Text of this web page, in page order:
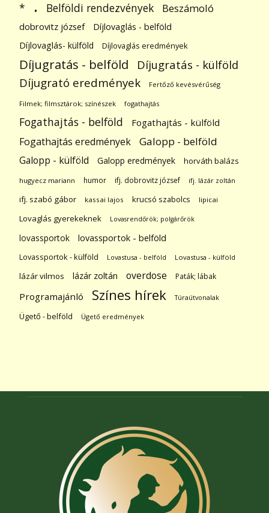
* . Belföldi rendezvények Beszámoló
dobrovitz józsef
Díjlovaglás - belföld
Díjlovaglás- külföld
Díjlovaglás eredmények
Díjugratás - belföld Díjugratás - külföld
Díjugrató eredmények Fertőző kevésvérűség
Filmek; filmsztárok; színészek fogathajtás
Fogathajtás - belföld Fogathajtás - külföld
Fogathajtás eredmények Galopp - belföld
Galopp - külföld Galopp eredmények horváth balázs
hugyecz mariann humor ifj. dobrovitz józsef ifj. lázár zoltán
ifj. szabó gábor kassai lajos krucsó szabolcs lipicai
Lovaglás gyerekeknek Lovasrendőrök; polgárőrök
lovassportok lovassportok - belföld
Lovassportok - külföld Lovastusa - belföld Lovastusa - külföld
lázár vilmos lázár zoltán overdose Paták; lábak
Programajánló Színes hírek Túraútvonalak
Ügető - belföld Ügető eredmények